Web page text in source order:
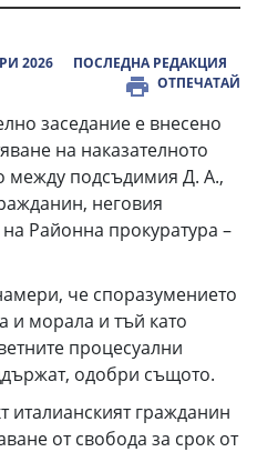
2026
ПОСЛЕДНА РЕДАКЦИЯ
ОТПЕЧАТАЙ
заседание е внесено
на наказателното
между подсъдимия Д. А.,
неговия
Районна прокуратура –
че споразумението
и морала и тъй като
процесуални
одобри същото.
италианският гражданин
от свобода за срок от